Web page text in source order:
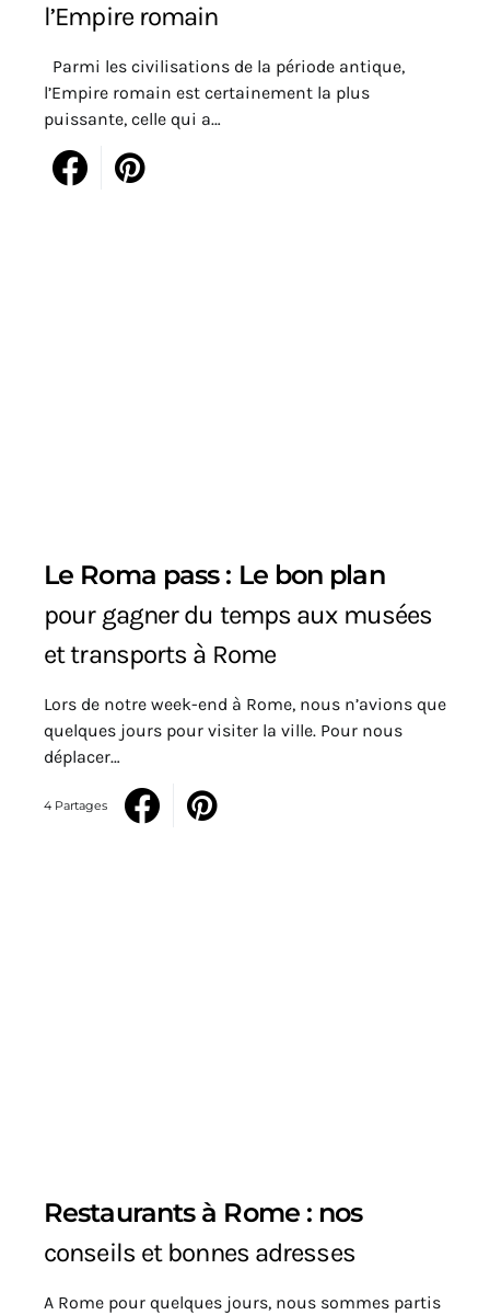
l’Empire romain
Parmi les civilisations de la période antique,
l’Empire romain est certainement la plus
puissante, celle qui a…
Le Roma pass : Le bon plan
pour gagner du temps aux musées
et transports à Rome
Lors de notre week-end à Rome, nous n’avions que
quelques jours pour visiter la ville. Pour nous
déplacer…
4 Partages
Restaurants à Rome : nos
conseils et bonnes adresses
A Rome pour quelques jours, nous sommes partis